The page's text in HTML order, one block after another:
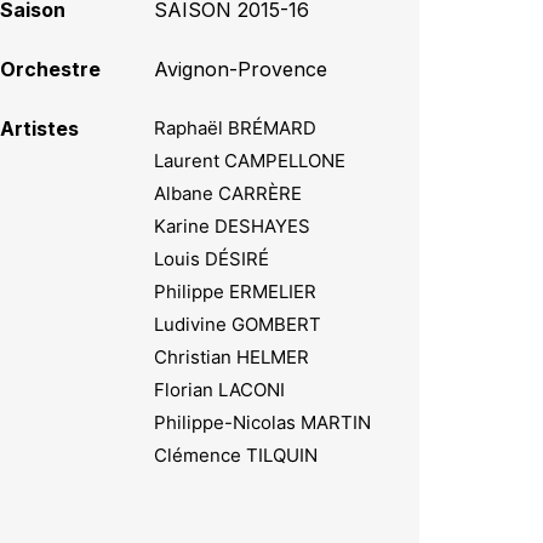
Saison SAISON 2015-16
Orchestre Avignon-Provence
Artistes
Raphaël BRÉMARD
Laurent CAMPELLONE
Albane CARRÈRE
Karine DESHAYES
Louis DÉSIRÉ
Philippe ERMELIER
Ludivine GOMBERT
Christian HELMER
Florian LACONI
Philippe-Nicolas MARTIN
Clémence TILQUIN